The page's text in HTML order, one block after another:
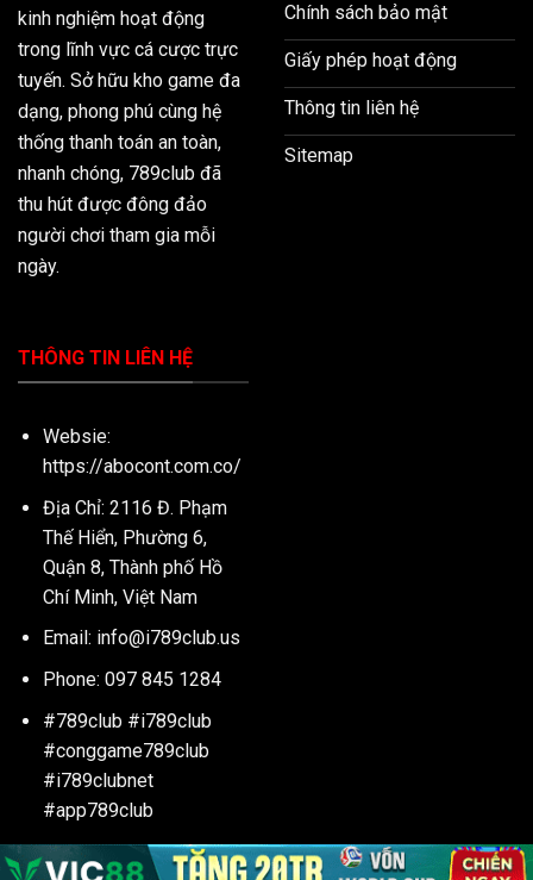
kinh nghiệm hoạt động
trong lĩnh vực cá cược trực
tuyến. Sở hữu kho game đa
dạng, phong phú cùng hệ
thống thanh toán an toàn,
nhanh chóng, 789club đã
thu hút được đông đảo
người chơi tham gia mỗi
ngày.
Chính sách bảo mật
Giấy phép hoạt động
Thông tin liên hệ
Sitemap
THÔNG TIN LIÊN HỆ
Websie:
https://abocont.com.co/
Địa Chỉ: 2116 Đ. Phạm
Thế Hiển, Phường 6,
Quận 8, Thành phố Hồ
Chí Minh, Việt Nam
Email: info@i789club.us
Phone: 097 845 1284
#789club #i789club
#conggame789club
#i789clubnet
#app789club